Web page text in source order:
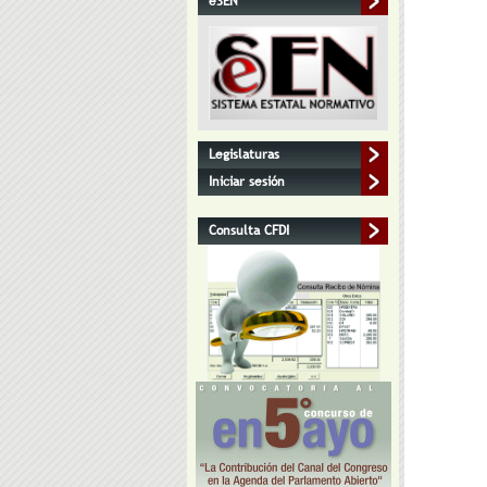
Legislaturas
Iniciar sesión
Consulta CFDI